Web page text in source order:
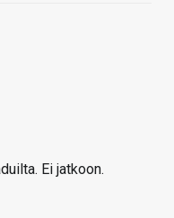
Ei jatkoon.